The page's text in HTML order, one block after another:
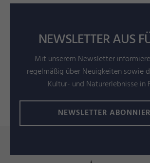
NEWSLETTER AUS
Mit unserem Newsletter
regelmäßig über Neuigkeiten sowie
Kultur- und Naturerlebnisse in
NEWSLETTER